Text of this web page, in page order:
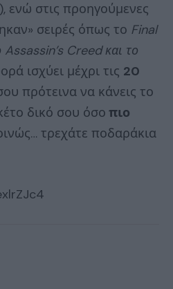
στις προηγούμενες
σειρές όπως το Final
Creed και το
ισχύει μέχρι τις 20
πρότεινα να κάνεις το
δικό σου όσο πιο
τρεχάτε ποδαράκια